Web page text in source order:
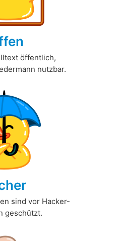
öffentlich,
nutzbar.
sind vor Hacker-
geschützt.